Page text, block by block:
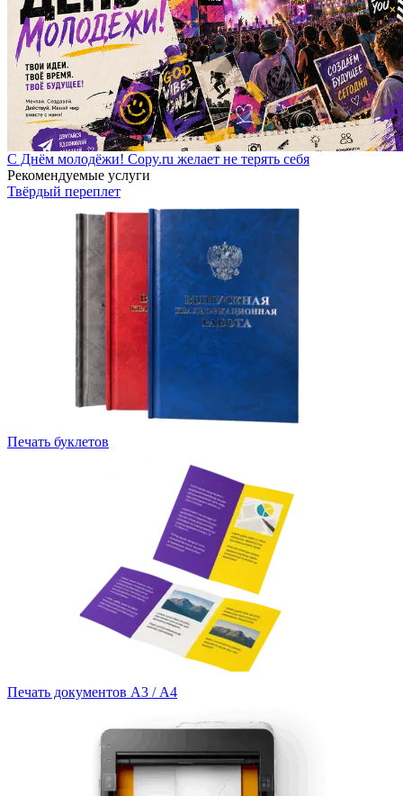
С Днём молодёжи! Copy.ru желает не терять себя
Рекомендуемые услуги
Твёрдый переплет
Печать буклетов
Печать документов А3 / А4